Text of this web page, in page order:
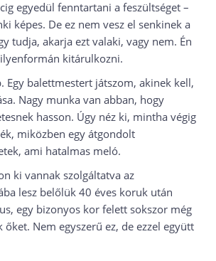
egyedül fenntartani a feszültséget –
képes. De ez nem vesz el senkinek a
tudja, akarja ezt valaki, vagy nem. Én
kitárulkozni.
Egy balettmestert játszom, akinek kell,
Nagy munka van abban, hogy
hasson. Úgy néz ki, mintha végig
miközben egy átgondolt
ami hatalmas meló.
ki vannak szolgáltatva az
lesz belőlük 40 éves koruk után
egy bizonyos kor felett sokszor még
Nem egyszerű ez, de ezzel együtt